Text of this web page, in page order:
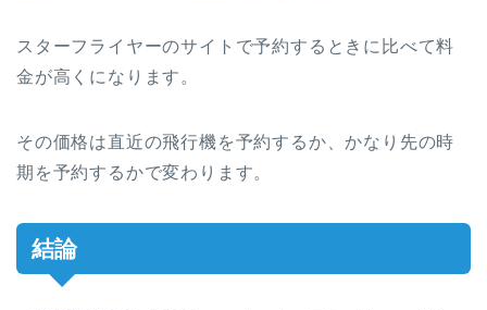
スターフライヤーのサイトで予約するときに比べて料
金が高くになります。
その価格は直近の飛行機を予約するか、かなり先の時
期を予約するかで変わります。
結論